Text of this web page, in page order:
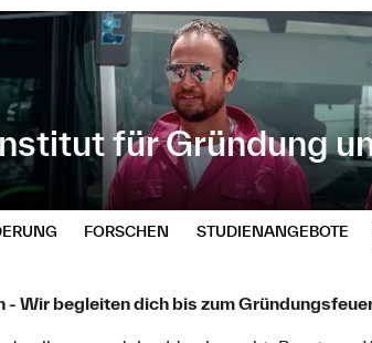
für Gründung
FORSCHEN STUDIENANGEBOTE
- Wir begleiten dich bis zum